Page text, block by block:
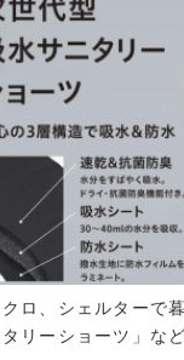
ロ、シェルターで
リーショーツ」な